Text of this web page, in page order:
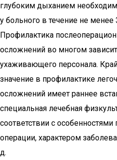
глубоким дыханием
у больного в течение не менее
Профилактика
осложнений во многом
ухаживающего персонала.
значение в профилактике
осложнений имеет раннее
специальная лечебная
соответствии с особенностями
операции, характером
д.